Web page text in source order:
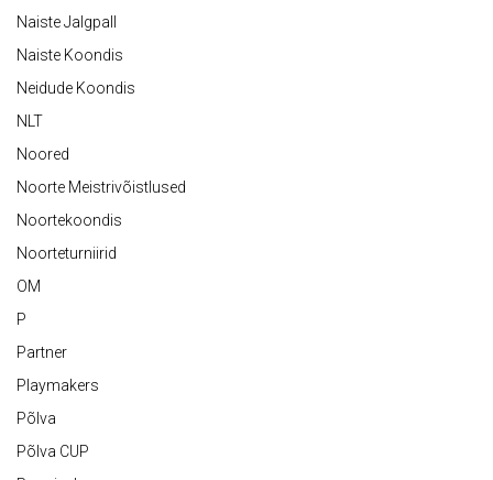
Naiste Jalgpall
Naiste Koondis
Neidude Koondis
NLT
Noored
Noorte Meistrivõistlused
Noortekoondis
Noorteturniirid
OM
P
Partner
Playmakers
Põlva
Põlva CUP